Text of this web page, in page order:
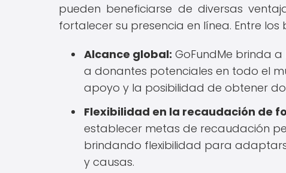
pueden beneficiarse de diversas
fortalecer su presencia en línea. Entre
Alcance global: GoFundMe brinda
a donantes potenciales en todo el
apoyo y la posibilidad de obtener
Flexibilidad en la recaudación de
establecer metas de recaudación
brindando flexibilidad para
y causas.